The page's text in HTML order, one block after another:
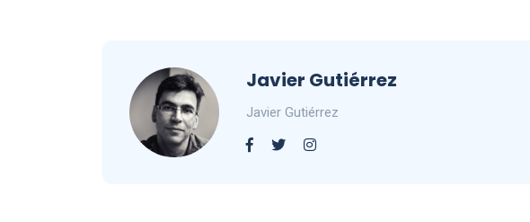
Javier Gutiérrez
Javier Gutiérrez